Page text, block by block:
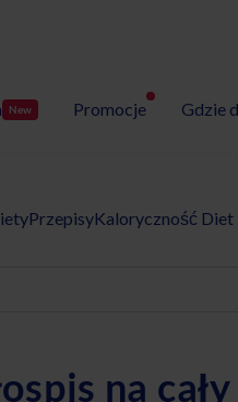
Wybór Menu Gotowe
New Promocje Gdzie
PrzepisyKaloryczność Diet
na